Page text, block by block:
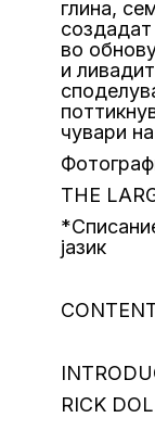
глина,
во
и
чувари
THE
јазик
RICK